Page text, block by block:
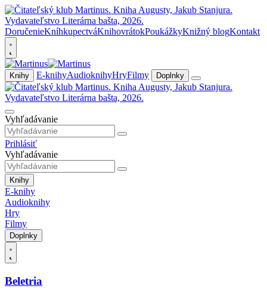
DoručenieKníhkupectváKnihovrátokPoukážkyKnižný blogKontakt
Knihy E-knihyAudioknihyHryFilmy Doplnky
Vyhľadávanie
Prihlásiť
Vyhľadávanie
Knihy
E-knihy
Audioknihy
Hry
Filmy
Doplnky
Beletria